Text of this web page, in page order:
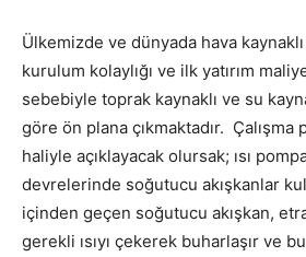
Ülkemizde ve dünyada hava kaynaklı
kurulum kolaylığı ve ilk yatırım
sebebiyle toprak kaynaklı ve su
göre ön plana çıkmaktadır.
haliyle açıklayacak olursak; ısı
devrelerinde soğutucu akışkanlar
içinden geçen soğutucu akışkan,
gerekli ısıyı çekerek buharlaşır ve